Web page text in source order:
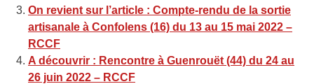
On revient sur l’article : Compte-rendu de la sortie
artisanale à Confolens (16) du 13 au 15 mai 2022 –
RCCF
A découvrir : Rencontre à Guenrouët (44) du 24 au
26 juin 2022 – RCCF